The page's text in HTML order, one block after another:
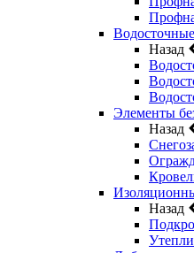
Назад
Элементы
Назад
Назад